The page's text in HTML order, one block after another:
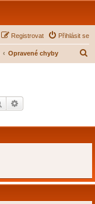
Přihlásit se
Registrovat
Opravené chyby
Hledat